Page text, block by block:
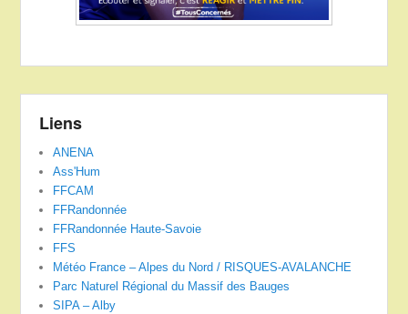
Liens
ANENA
Ass'Hum
FFCAM
FFRandonnée
FFRandonnée Haute-Savoie
FFS
Météo France – Alpes du Nord / RISQUES-AVALANCHE
Parc Naturel Régional du Massif des Bauges
SIPA – Alby